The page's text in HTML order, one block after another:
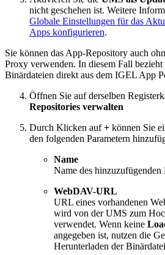
nicht geschehen ist. Weitere
Globale Einstellungen für das
Apps konfigurieren.
Sie können das App-Repository auch
Proxy verwenden. In diesem Fall
Binärdateien direkt aus dem IGEL App
Öffnen Sie auf derselben
Repositories verwalten
Durch Klicken auf+ können Sie
den folgenden Parametern
Name
Name des hinzuzufügenden
WebDAV-URL
URL eines vorhandenen
wird von der UMS zum
verwendet. Wenn keine
angegeben ist, nutzen die
Herunterladen der